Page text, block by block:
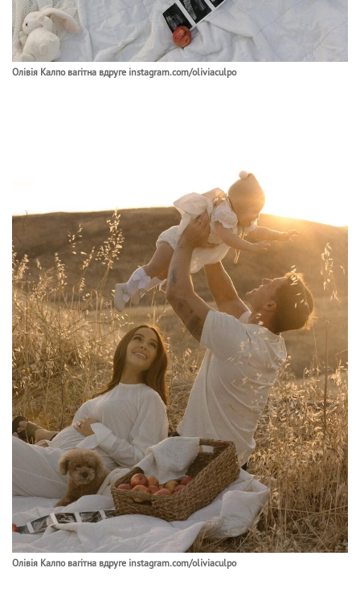
Олівія Калпо вагітна вдруге instagram.com/oliviaculpo
Олівія Калпо вагітна вдруге instagram.com/oliviaculpo